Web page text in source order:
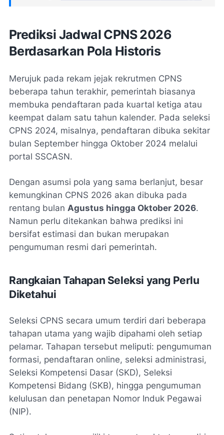
Prediksi Jadwal CPNS 2026
Berdasarkan Pola Historis
Merujuk pada rekam jejak rekrutmen CPNS
beberapa tahun terakhir, pemerintah biasanya
membuka pendaftaran pada kuartal ketiga atau
keempat dalam satu tahun kalender. Pada seleksi
CPNS 2024, misalnya, pendaftaran dibuka sekitar
bulan September hingga Oktober 2024 melalui
portal SSCASN.
Dengan asumsi pola yang sama berlanjut, besar
kemungkinan CPNS 2026 akan dibuka pada
rentang bulan Agustus hingga Oktober 2026.
Namun perlu ditekankan bahwa prediksi ini
bersifat estimasi dan bukan merupakan
pengumuman resmi dari pemerintah.
Rangkaian Tahapan Seleksi yang Perlu
Diketahui
Seleksi CPNS secara umum terdiri dari beberapa
tahapan utama yang wajib dipahami oleh setiap
pelamar. Tahapan tersebut meliputi: pengumuman
formasi, pendaftaran online, seleksi administrasi,
Seleksi Kompetensi Dasar (SKD), Seleksi
Kompetensi Bidang (SKB), hingga pengumuman
kelulusan dan penetapan Nomor Induk Pegawai
(NIP).